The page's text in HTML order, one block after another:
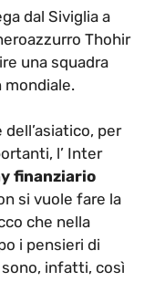
dal Siviglia a
Thohir
una squadra
mondiale.
per
l’ Inter
finanziario
si vuole fare la
che nella
i pensieri di
infatti, così